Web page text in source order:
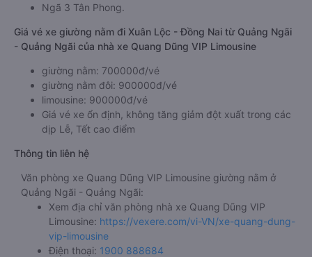
Ngã 3 Tân Phong.
Giá vé xe giường nằm đi Xuân Lộc - Đồng Nai từ Quảng Ngãi
- Quảng Ngãi của nhà xe Quang Dũng VIP Limousine
giường nằm: 700000đ/vé
giường nằm đôi: 900000đ/vé
limousine: 900000đ/vé
Giá vé xe ổn định, không tăng giảm đột xuất trong các
dịp Lễ, Tết cao điểm
Thông tin liên hệ
Văn phòng xe Quang Dũng VIP Limousine giường nằm ở
Quảng Ngãi - Quảng Ngãi:
Xem địa chỉ văn phòng nhà xe Quang Dũng VIP
Limousine: https://vexere.com/vi-VN/xe-quang-dung-
vip-limousine
Điện thoại: 1900 888684